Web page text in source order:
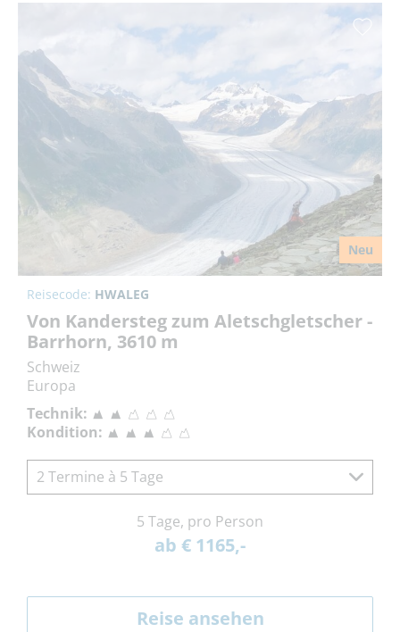
Neu
Reisecode: HWALEG
Von Kandersteg zum Aletschgletscher -
Barrhorn, 3610 m
Schweiz
Europa
Technik:
Kondition:
2 Termine à 5 Tage
5 Tage, pro Person
ab € 1165,-
Reise ansehen